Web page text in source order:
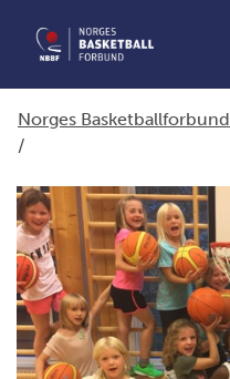
Norges Basketballforbund
/